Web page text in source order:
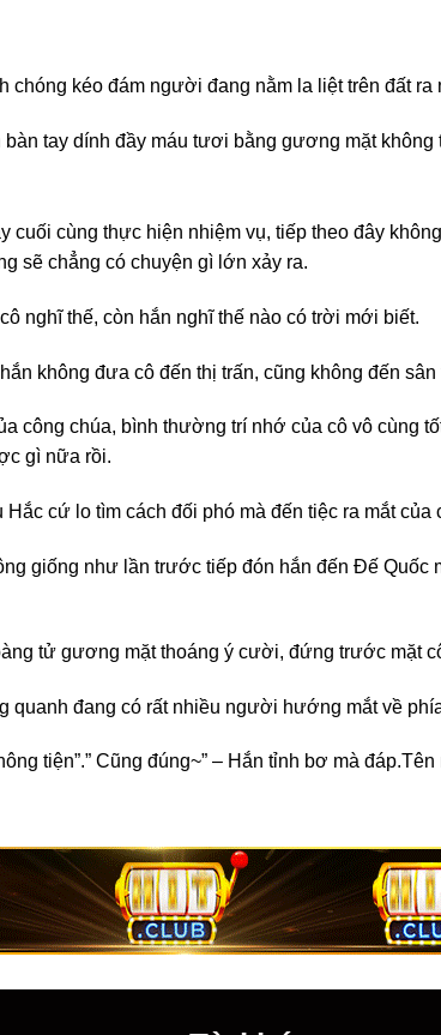
kéo đám người đang nằm la liệt trên đất ra
tay dính đầy máu tươi bằng gương mặt không
cuối cùng thực hiện nhiệm vụ, tiếp theo đây
sẽ chẳng có chuyện gì lớn xảy ra.
nghĩ thế, còn hắn nghĩ thế nào có trời mới biết.
không đưa cô đến thị trấn, cũng không đến
công chúa, bình thường trí nhớ của cô vô cùng
gì nữa rồi.
cứ lo tìm cách đối phó mà đến tiệc ra mắt của
giống như lần trước tiếp đón hắn đến Đế
tử gương mặt thoáng ý cười, đứng trước mặt
quanh đang có rất nhiều người hướng mắt về
tiện”.” Cũng đúng~” – Hắn tỉnh bơ mà đáp.Tên